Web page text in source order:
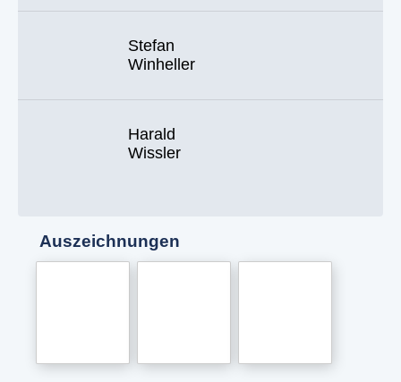
Stefan
Winheller
Harald
Wissler
Auszeichnungen